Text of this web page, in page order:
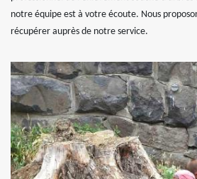
notre équipe est à votre écoute. Nous
récupérer auprès de notre service.